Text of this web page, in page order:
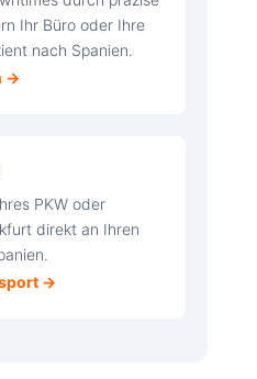
Ihr Büro oder Ihre
nach Spanien.
→
PKW oder
direkt an Ihren
→